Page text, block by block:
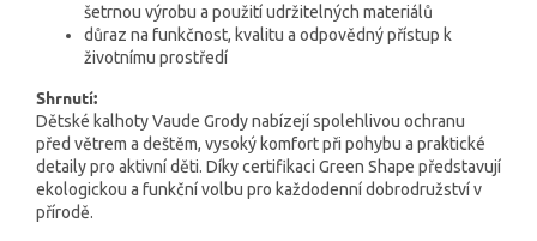
šetrnou výrobu a použití udržitelných materiálů
důraz na funkčnost, kvalitu a odpovědný přístup k
životnímu prostředí
Shrnutí:
Dětské kalhoty Vaude Grody nabízejí spolehlivou ochranu
před větrem a deštěm, vysoký komfort při pohybu a praktické
detaily pro aktivní děti. Díky certifikaci Green Shape představují
ekologickou a funkční volbu pro každodenní dobrodružství v
přírodě.